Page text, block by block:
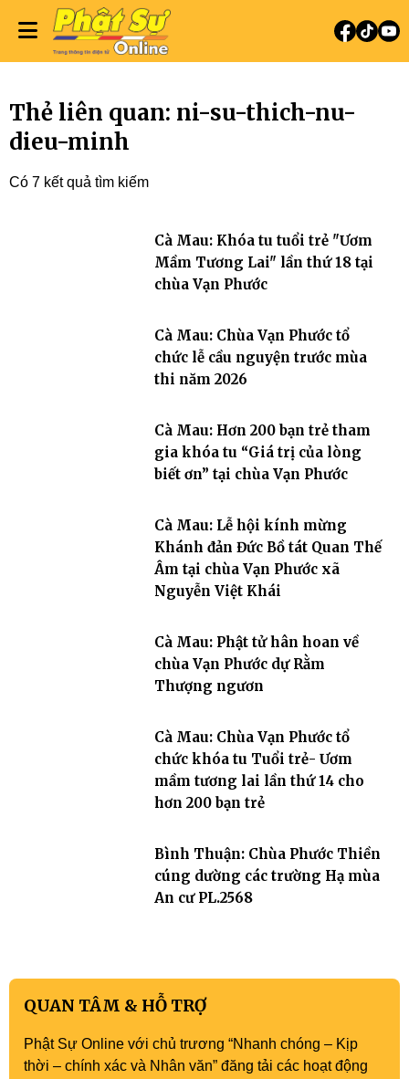
Thẻ liên quan: ni-su-thich-nu-
dieu-minh
Có 7 kết quả tìm kiếm
Cà Mau: Khóa tu tuổi trẻ "Ươm
Mầm Tương Lai" lần thứ 18 tại
chùa Vạn Phước
Cà Mau: Chùa Vạn Phước tổ
chức lễ cầu nguyện trước mùa
thi năm 2026
Cà Mau: Hơn 200 bạn trẻ tham
gia khóa tu “Giá trị của lòng
biết ơn” tại chùa Vạn Phước
Cà Mau: Lễ hội kính mừng
Khánh đản Đức Bồ tát Quan Thế
Âm tại chùa Vạn Phước xã
Nguyễn Việt Khái
Cà Mau: Phật tử hân hoan về
chùa Vạn Phước dự Rằm
Thượng ngươn
Cà Mau: Chùa Vạn Phước tổ
chức khóa tu Tuổi trẻ- Ươm
mầm tương lai lần thứ 14 cho
hơn 200 bạn trẻ
Bình Thuận: Chùa Phước Thiền
cúng dường các trường Hạ mùa
An cư PL.2568
QUAN TÂM & HỖ TRỢ
Phật Sự Online với chủ trương “Nhanh chóng – Kịp
thời – chính xác và Nhân văn” đăng tải các hoạt động